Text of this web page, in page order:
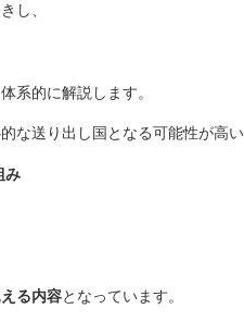
し、
系的に解説します。
な送り出し国となる可能性が高い
み
る内容となっています。